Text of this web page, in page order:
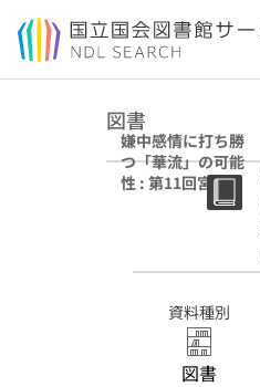
本文へ移動
図書
嫌中感情に打ち勝
つ「華流」の可能
性 : 第11回宮本賞
受賞論文集 (若者
資料種別
図書